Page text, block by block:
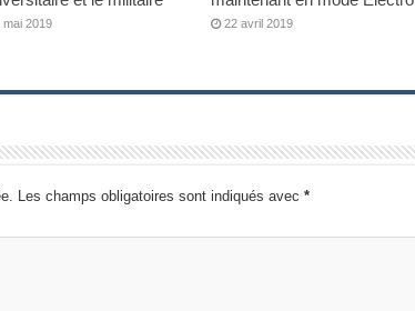
mai 2019 22 avril 2019
Les champs obligatoires sont indiqués avec *